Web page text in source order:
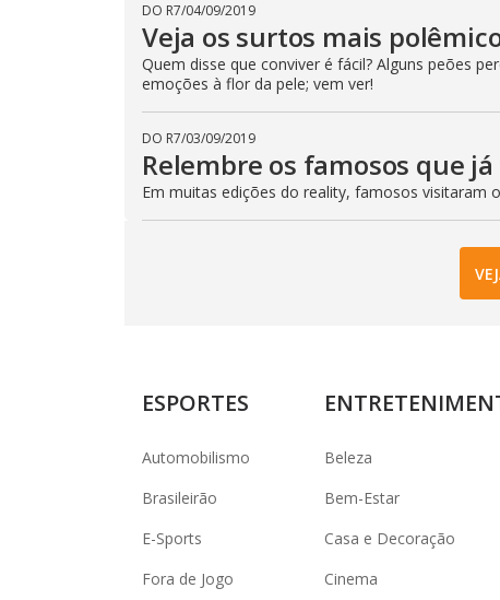
DO R7/04/09/2019
Veja os surtos mais
Quem disse que conviver é fácil? Alguns peões
emoções à flor da pele; vem ver!
DO R7/03/09/2019
Relembre os famosos que
Em muitas edições do reality, famosos visitaram
ESPORTES
Automobilismo
Brasileirão
E-Sports
Fora de Jogo
Beleza
Bem-Estar
Casa e Decoração
Cinema